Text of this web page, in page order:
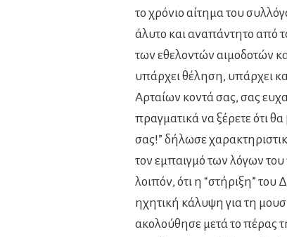
το χρόνιο αίτημα του
άλυτο και αναπάντητο από
των εθελοντών αιμοδοτών
υπάρχει θέληση, υπάρχει
Αρταίων κοντά σας, σας
πραγματικά να ξέρετε ότι
σας!” δήλωσε
τον εμπαιγμό των λόγων
λοιπόν, ότι η “στήριξη”
ηχητική κάλυψη για τη
ακολούθησε μετά το πέρας